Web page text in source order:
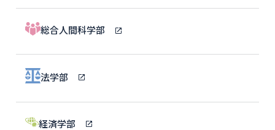
総合人間科学部
法学部
経済学部